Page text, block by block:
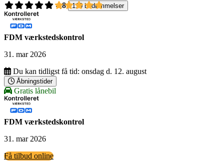
4,8
110 bedømmelser
FDM værkstedskontrol
31. mar 2026
Du kan tidligst få tid: onsdag d. 12. august
Åbningstider
Gratis lånebil
FDM værkstedskontrol
31. mar 2026
Få tilbud online